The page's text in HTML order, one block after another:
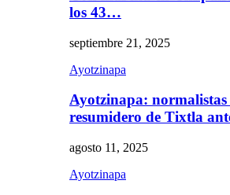
los 43…
septiembre 21, 2025
Ayotzinapa
Ayotzinapa:
resumidero de Tixtla
agosto 11, 2025
Ayotzinapa